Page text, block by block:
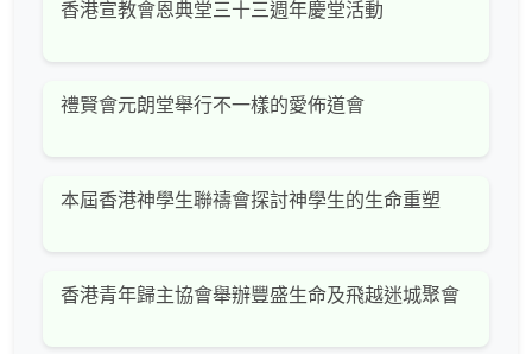
香港宣教會恩典堂三十三週年慶堂活動
禮賢會元朗堂舉行不一樣的愛佈道會
本屆香港神學生聯禱會探討神學生的生命重塑
香港青年歸主協會舉辦豐盛生命及飛越迷城聚會